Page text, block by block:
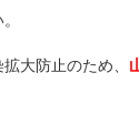
大防止のため、